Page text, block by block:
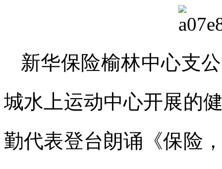
新华保险榆林中心支
城水上运动中心开展的
勤代表登台朗诵《保险